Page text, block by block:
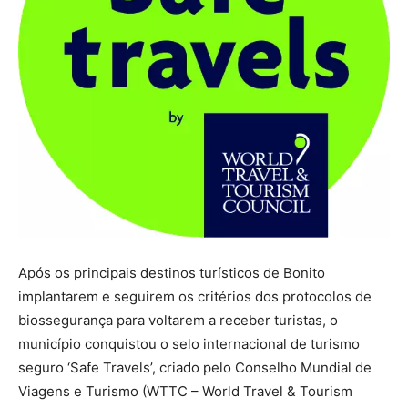
Após os principais destinos turísticos de Bonito
implantarem e seguirem os critérios dos protocolos de
biossegurança para voltarem a receber turistas, o
município conquistou o selo internacional de turismo
seguro ‘Safe Travels’, criado pelo Conselho Mundial de
Viagens e Turismo (WTTC – World Travel & Tourism